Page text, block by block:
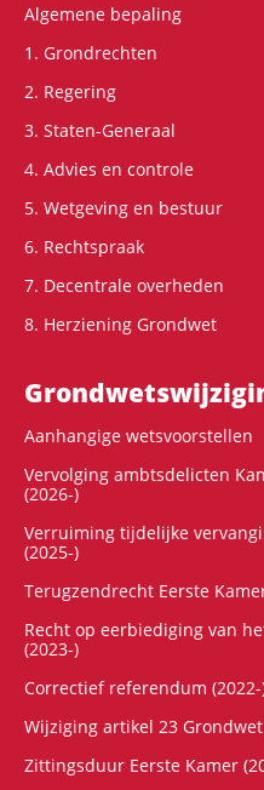
Algemene bepaling
1. Grondrechten
2. Regering
3. Staten-Generaal
4. Advies en controle
5. Wetgeving en bestuur
6. Rechtspraak
7. Decentrale overheden
8. Herziening Grondwet
Aanhangige wetsvoorstellen
Vervolging ambtsdelicten
(2026-)
Verruiming tijdelijke
(2025-)
Terugzendrecht Eerste
Recht op eerbiediging van
(2023-)
Correctief referendum (2022-
Wijziging artikel 23 Grondwet
Zittingsduur Eerste Kamer